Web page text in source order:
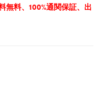
無料、100%通関保証、出